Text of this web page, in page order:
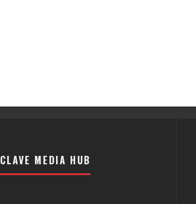
CLAVE MEDIA HUB